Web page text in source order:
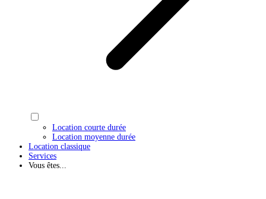
Location courte durée
Location moyenne durée
Location classique
Services
Vous êtes...